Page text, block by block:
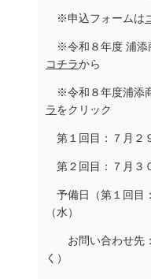
※申込フォームは
※令和８年度 浦添
コチラから
※令和８年度浦添
ラをクリック
第１回目：７月２
第２回目：７月３
予備日（第１回目
（水）
お問い合わせ先：
く）